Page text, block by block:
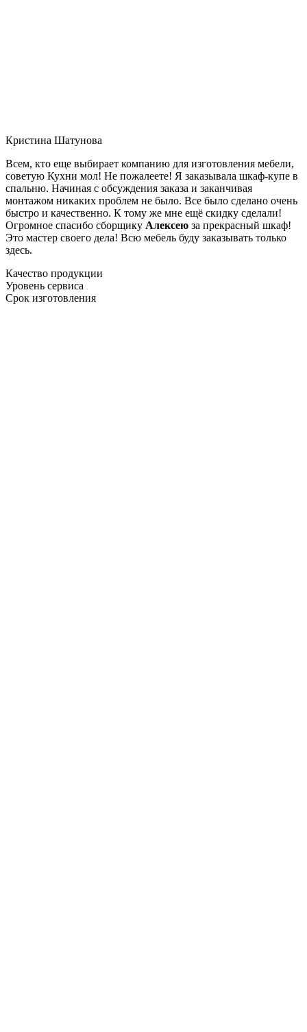
Кристина Шатунова
Всем, кто еще выбирает компанию для изготовления мебели,
советую Кухни мол! Не пожалеете! Я заказывала шкаф-купе в
спальню. Начиная с обсуждения заказа и заканчивая
монтажом никаких проблем не было. Все было сделано очень
быстро и качественно. К тому же мне ещё скидку сделали!
Огромное спасибо сборщику Алексею за прекрасный шкаф!
Это мастер своего дела! Всю мебель буду заказывать только
здесь.
Качество продукции
Уровень сервиса
Срок изготовления